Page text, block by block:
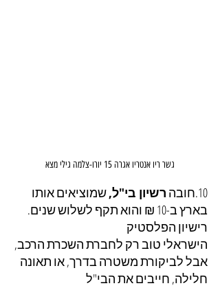
גשר ריו אנטריו אגרה 15 יורו-צלמה גילי מצא
10.חובה רשיון בי"ל, שמוציאים אותו
בארץ ב-10 ₪ והוא תקף לשלוש שנים.
רישיון הפלסטיק
הישראלי טוב רק לחברת השכרת הרכב,
אבל לביקורת משטרה בדרך, או תאונה
חלילה, חייבים את הבי"ל